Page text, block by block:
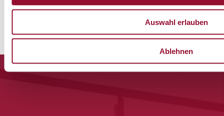
Auswahl erlauben
Ablehnen